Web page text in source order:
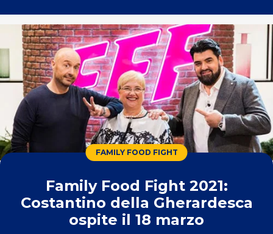
FAMILY FOOD FIGHT
Family Food Fight 2021:
Costantino della Gherardesca
ospite il 18 marzo